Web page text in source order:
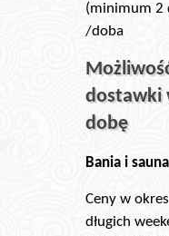
(minimum 2
/doba
dostawki
dobę
Bania i
Ceny w
długich